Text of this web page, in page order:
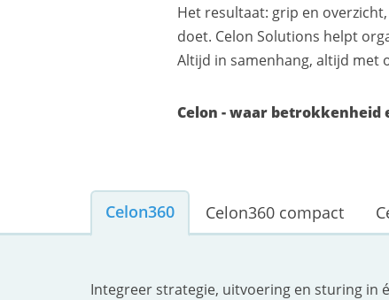
Het resultaat: grip en
doet. Celon Solutions helpt
Altijd in samenhang, altijd met
Celon - waar
Celon360 Celon360 compact
Integreer strategie, uitvoering en sturing in